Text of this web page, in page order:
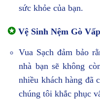
sức khỏe của bạn.
✪ Vệ Sinh Nệm Gò
Vua Sạch đảm bảo
nhà bạn sẽ không
nhiều khách hàng đã
chúng tôi khắc phục